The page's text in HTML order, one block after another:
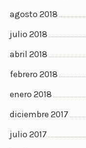
agosto 2018
julio 2018
abril 2018
febrero 2018
enero 2018
diciembre 2017
julio 2017